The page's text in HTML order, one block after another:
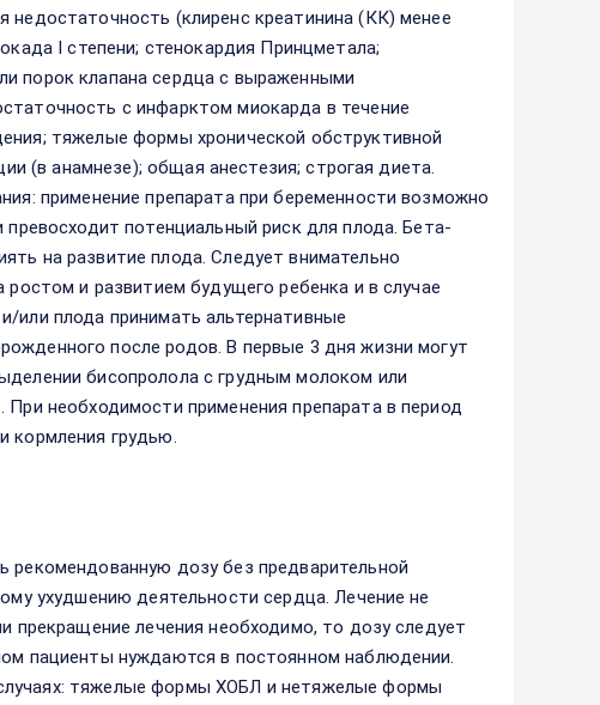
недостаточность (клиренс креатинина (КК) менее
I степени; стенокардия Принцметала;
порок клапана сердца с выраженными
с инфарктом миокарда в течение
тяжелые формы хронической обструктивной
(в анамнезе); общая анестезия; строгая диета.
применение препарата при беременности возможно
потенциальный риск для плода. Бета-
на развитие плода. Следует внимательно
и развитием будущего ребенка и в случае
или плода принимать альтернативные
после родов. В первые 3 дня жизни могут
бисопролола с грудным молоком или
необходимости применения препарата в период
кормления грудью.
рекомендованную дозу без предварительной
ухудшению деятельности сердца. Лечение не
прекращение лечения необходимо, то дозу следует
пациенты нуждаются в постоянном наблюдении.
тяжелые формы ХОБЛ и нетяжелые формы